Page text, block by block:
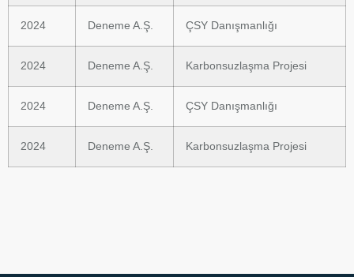
2024 Deneme A.Ş. ÇSY Danışmanlığı
2024 Deneme A.Ş. Karbonsuzlaşma Projesi
2024 Deneme A.Ş. ÇSY Danışmanlığı
2024 Deneme A.Ş. Karbonsuzlaşma Projesi